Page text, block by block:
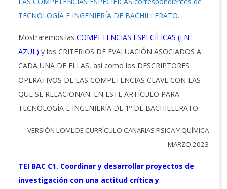
TECNOLOGÍA E INGENIERÍA DE BACHILLERATO.
Mostraremos las COMPETENCIAS ESPECÍFICAS (EN
AZUL) y los CRITERIOS DE EVALUACIÓN ASOCIADOS A
CADA UNA DE ELLAS, así como los DESCRIPTORES
OPERATIVOS DE LAS COMPETENCIAS CLAVE CON LAS
QUE SE RELACIONAN. EN ESTE ARTÍCULO PARA
TECNOLOGÍA E INGENIERÍA DE 1º DE BACHILLERATO:
VERSIÓN LOMLOE CURRÍCULO CANARIAS FÍSICA Y QUÍMICA
MARZO 2023
TEI BAC C1. Coordinar y desarrollar proyectos de
investigación con una actitud crítica y